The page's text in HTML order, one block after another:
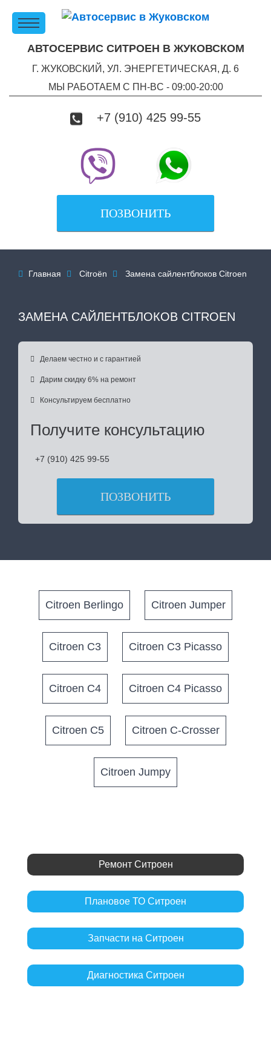
АВТОСЕРВИС СИТРОЕН В ЖУКОВСКОМ
Г. ЖУКОВСКИЙ, УЛ. ЭНЕРГЕТИЧЕСКАЯ, Д. 6
МЫ РАБОТАЕМ С ПН-ВC - 09:00-20:00
+7 (910) 425 99-55
ПОЗВОНИТЬ
 Главная  Citroën  Замена сайлентблоков Citroen
ЗАМЕНА САЙЛЕНТБЛОКОВ CITROEN
 Делаем честно и с гарантией
 Дарим скидку 6% на ремонт
 Консультируем бесплатно
Получите консультацию
+7 (910) 425 99-55
ПОЗВОНИТЬ
Citroen Berlingo Citroen Jumper
Citroen C3 Citroen C3 Picasso
Citroen C4 Citroen C4 Picasso
Citroen C5 Citroen C-Crosser
Citroen Jumpy
Ремонт Ситроен
Плановое ТО Ситроен
Запчасти на Ситроен
Диагностика Ситроен